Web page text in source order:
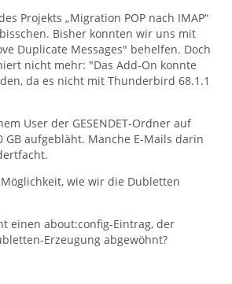
Projekts „Migration POP nach IMAP“
Bisher konnten wir uns mit
Duplicate Messages" behelfen. Doch
nicht mehr: "Das Add-On konnte
da es nicht mit Thunderbird 68.1.1
User der GESENDET-Ordner auf
GB aufgebläht. Manche E-Mails darin
wie wir die Dubletten
einen about:config-Eintrag, der
Erzeugung abgewöhnt?